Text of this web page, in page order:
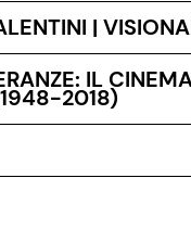
|
IL
2018)